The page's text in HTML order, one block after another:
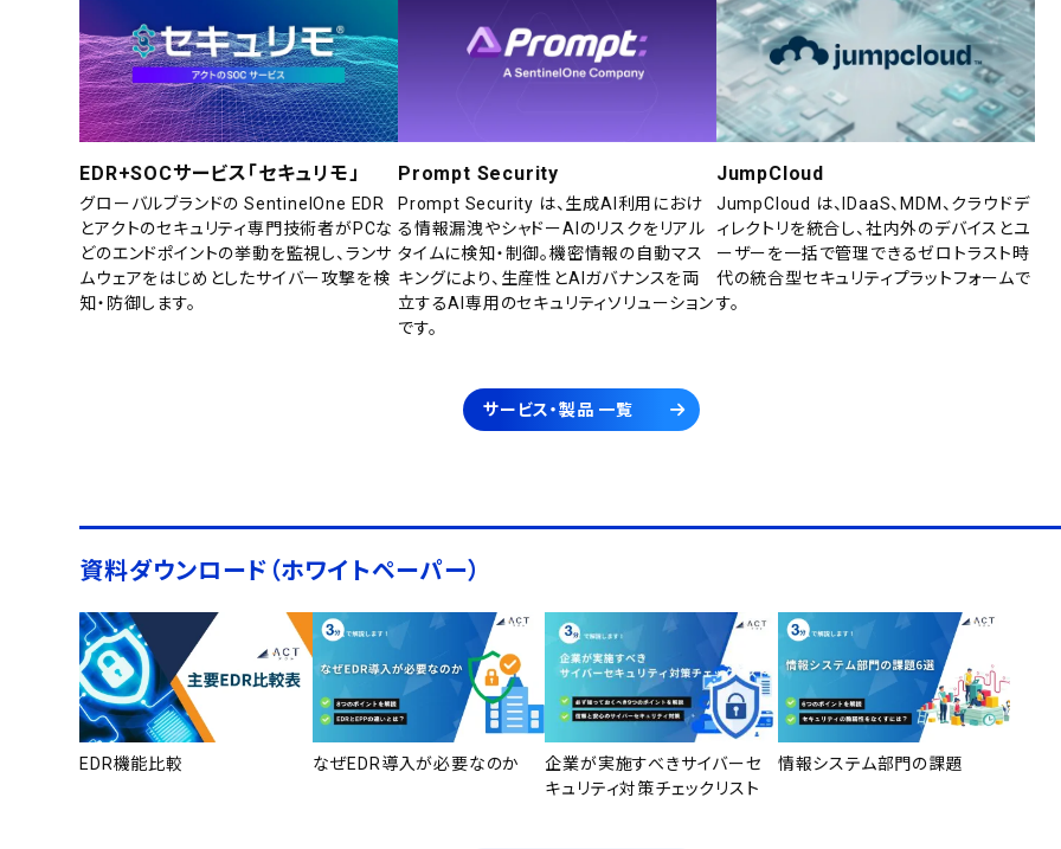
EDR+SOCサービス「セキュリモ」
グローバルブランドの SentinelOne EDR
とアクトのセキュリティ専門技術者がPCな
どのエンドポイントの挙動を監視し、ランサ
ムウェアをはじめとしたサイバー攻撃を検
知・防御します。
Prompt Security
Prompt Security は、生成AI利用におけ
る情報漏洩やシャドーAIのリスクをリアル
タイムに検知・制御。機密情報の自動マス
キングにより、生産性とAIガバナンスを両
立するAI専用のセキュリティソリューション
です。
JumpCloud
JumpCloud は、IDaaS、MDM、クラウドデ
ィレクトリを統合し、社内外のデバイスとユ
ーザーを一括で管理できるゼロトラスト時
代の統合型セキュリティプラットフォームで
す。
サービス・製品 一覧
資料ダウンロード（ホワイトペーパー）
EDR機能比較 なぜEDR導入が必要なのか
企業が実施すべきサイバーセ
キュリティ対策チェックリスト
情報システム部門の課題